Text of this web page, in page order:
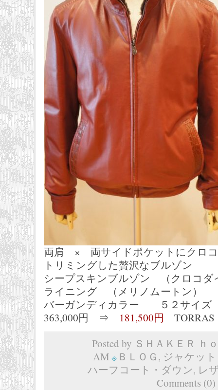
両肩 × 両サイドポケットにクロ
トリミングした贅沢なブルゾン
シープスキンブルゾン （クロコダ
ライニング （メリノムートン）
バーガンディカラー ５２サイズ
363,000円 ⇒ 181,500円 TORRAS
Posted by ＳＨＡＫＥＲ ｈ
AM
ＢＬＯＧ, ジャケッ
ハーフコート・ダウン, レ
Comments (0)